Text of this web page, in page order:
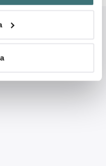
att aktivt skanna den för
uppgifter
samtycke när som
och annonserna
att du tycker om. Det
själv vilka cookies